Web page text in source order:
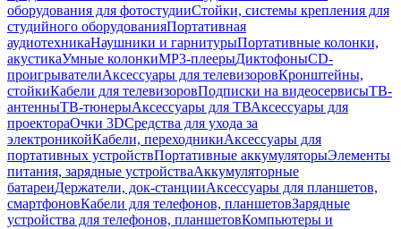
оборудования для фотостудииСтойки, системы крепления для
студийного оборудованияПортативная
аудиотехникаНаушники и гарнитурыПортативные колонки,
акустикаУмные колонкиMP3-плеерыДиктофоныCD-
проигрывателиАксессуары для телевизоровКронштейны,
стойкиКабели для телевизоровПодписки на видеосервисыТВ-
антенныТВ-тюнерыАксессуары для ТВАксессуары для
проектораОчки 3DСредства для ухода за
электроникойКабели, переходникиАксессуары для
портативных устройствПортативные аккумуляторыЭлементы
питания, зарядные устройстваАккумуляторные
батареиДержатели, док-станцииАксессуары для планшетов,
смартфоновКабели для телефонов, планшетовЗарядные
устройства для телефонов, планшетовКомпьютеры и